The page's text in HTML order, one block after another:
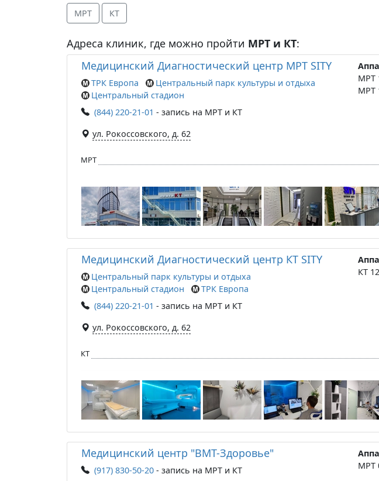
МРТ КТ
Адреса клиник, где можно пройти МРТ и КТ:
Медицинский Диагностический центр МРТ SITY
ТРК Европа
Центральный парк культуры и отдыха
Центральный стадион
(844) 220-21-01 - запись на МРТ и КТ
ул. Рокоссовского, д. 62
МРТ
МРТ
МРТ
Медицинский Диагностический центр КТ SITY
Центральный парк культуры и отдыха
Центральный стадион
ТРК Европа
(844) 220-21-01 - запись на МРТ и КТ
ул. Рокоссовского, д. 62
КТ
КТ
Медицинский центр "ВМТ-Здоровье"
(917) 830-50-20 - запись на МРТ и КТ
МРТ